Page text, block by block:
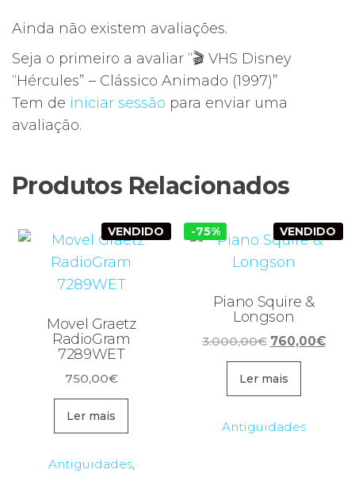
Ainda não existem avaliações.
Seja o primeiro a avaliar “🎬 VHS Disney
“Hércules” – Clássico Animado (1997)”
Tem de iniciar sessão para enviar uma
avaliação.
Produtos Relacionados
VENDIDO
Movel Graetz
RadioGram
7289WET
750,00€
Ler mais
Antiguidades,
-75% VENDIDO
Piano Squire &
Longson
3.000,00€ O
preço
original
era:
760,00€O
Ler mais
Antiguidades